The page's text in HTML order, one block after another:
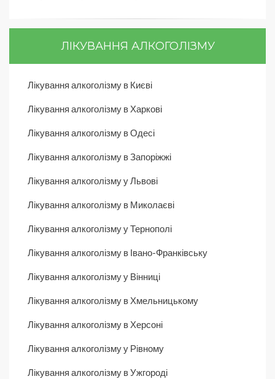
ЛІКУВАННЯ АЛКОГОЛІЗМУ
Лікування алкоголізму в Києві
Лікування алкоголізму в Харкові
Лікування алкоголізму в Одесі
Лікування алкоголізму в Запоріжжі
Лікування алкоголізму у Львові
Лікування алкоголізму в Миколаєві
Лікування алкоголізму у Тернополі
Лікування алкоголізму в Івано-Франківську
Лікування алкоголізму у Вінниці
Лікування алкоголізму в Хмельницькому
Лікування алкоголізму в Херсоні
Лікування алкоголізму у Рівному
Лікування алкоголізму в Ужгороді